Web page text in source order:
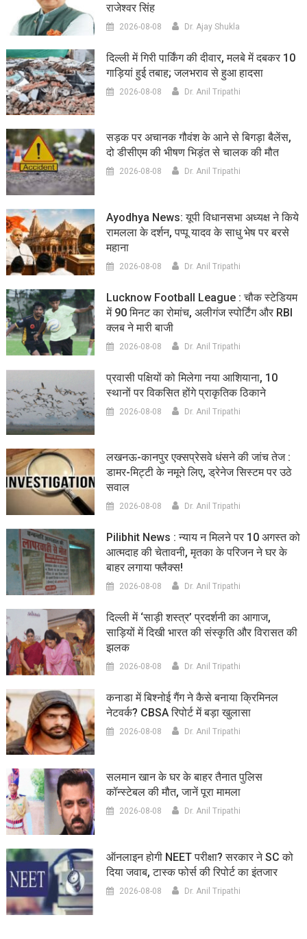
राजेश्वर सिंह
2026-08-08 Dr. Ajay Shukla
दिल्ली में गिरी पार्किंग की दीवार, मलबे में दबकर 10
गाड़ियां हुई तबाह; जलभराव से हुआ हादसा
2026-08-08 Dr. Anil Tripathi
सड़क पर अचानक गौवंश के आने से बिगड़ा बैलेंस,
दो डीसीएम की भीषण भिड़ंत से चालक की मौत
2026-08-08 Dr. Anil Tripathi
Ayodhya News: यूपी विधानसभा अध्यक्ष ने किये
रामलला के दर्शन, पप्पू यादव के साधु भेष पर बरसे
महाना
2026-08-08 Dr. Anil Tripathi
Lucknow Football League : चौक स्टेडियम
में 90 मिनट का रोमांच, अलीगंज स्पोर्टिंग और RBI
क्लब ने मारी बाजी
2026-08-08 Dr. Anil Tripathi
प्रवासी पक्षियों को मिलेगा नया आशियाना, 10
स्थानों पर विकसित होंगे प्राकृतिक ठिकाने
2026-08-08 Dr. Anil Tripathi
लखनऊ-कानपुर एक्सप्रेसवे धंसने की जांच तेज :
डामर-मिट्टी के नमूने लिए, ड्रेनेज सिस्टम पर उठे
सवाल
2026-08-08 Dr. Anil Tripathi
Pilibhit News : न्याय न मिलने पर 10 अगस्त को
आत्मदाह की चेतावनी, मृतका के परिजन ने घर के
बाहर लगाया फ्लैक्स!
2026-08-08 Dr. Anil Tripathi
दिल्ली में ‘साड़ी शस्त्र’ प्रदर्शनी का आगाज,
साड़ियों में दिखी भारत की संस्कृति और विरासत की
झलक
2026-08-08 Dr. Anil Tripathi
कनाडा में बिश्नोई गैंग ने कैसे बनाया क्रिमिनल
नेटवर्क? CBSA रिपोर्ट में बड़ा खुलासा
2026-08-08 Dr. Anil Tripathi
सलमान खान के घर के बाहर तैनात पुलिस
कॉन्स्टेबल की मौत, जानें पूरा मामला
2026-08-08 Dr. Anil Tripathi
ऑनलाइन होगी NEET परीक्षा? सरकार ने SC को
दिया जवाब, टास्क फोर्स की रिपोर्ट का इंतजार
2026-08-08 Dr. Anil Tripathi